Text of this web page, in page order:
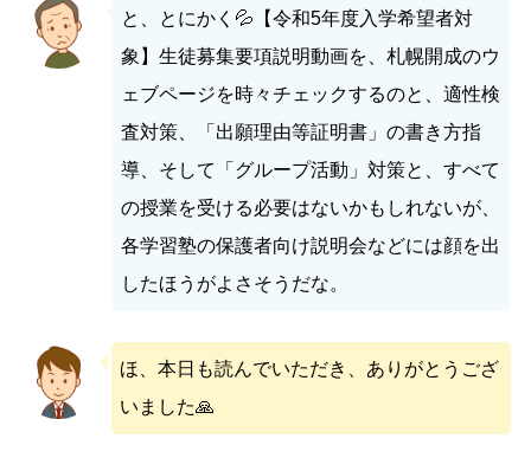
と、とにかく💦【令和5年度入学希望者対
象】生徒募集要項説明動画を、札幌開成のウ
ェブページを時々チェックするのと、適性検
査対策、「出願理由等証明書」の書き方指
導、そして「グループ活動」対策と、すべて
の授業を受ける必要はないかもしれないが、
各学習塾の保護者向け説明会などには顔を出
したほうがよさそうだな。
ほ、本日も読んでいただき、ありがとうござ
いました🙏